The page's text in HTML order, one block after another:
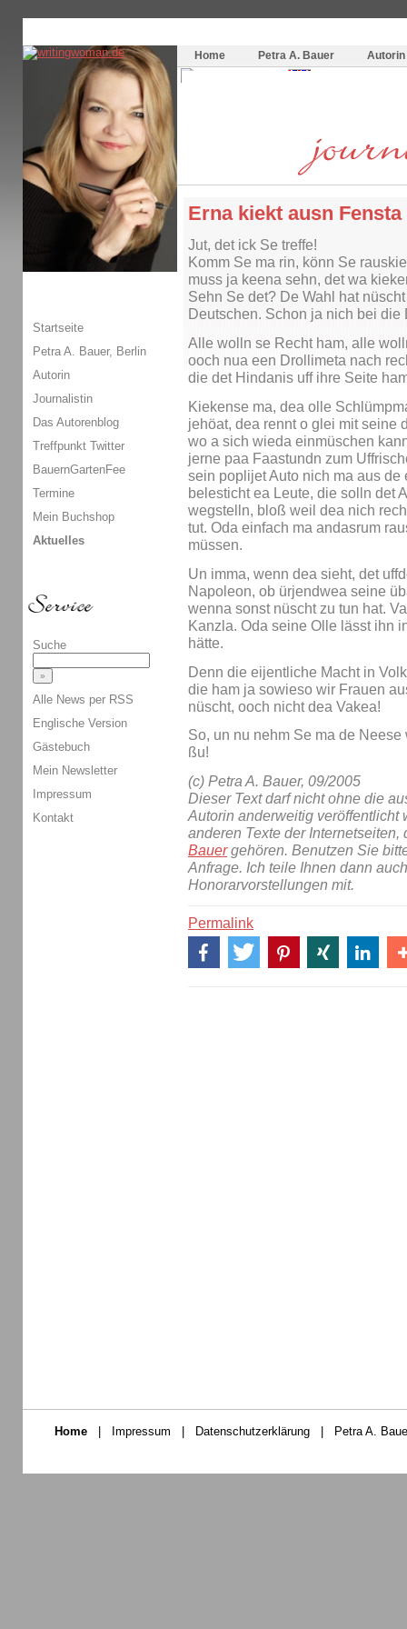
Home
Petra A. Bauer Autorin
Erna kiekt ausn Fensta
Jut, det ick Se treffe!
Komm Se ma rin, könn Se
muss ja keena sehn, det wa
Sehn Se det? De Wahl hat
Deutschen. Schon ja nich bei die
Alle wolln se Recht ham, alle
ooch nua een Drollimeta nach
die det Hindanis uff ihre Seite
Kiekense ma, dea olle
jehöat, dea rennt o glei mit seine
wo a sich wieda einmüschen
jerne paa Faastundn zum
sein poplijet Auto nich ma aus
belesticht ea Leute, die solln det
wegstelln, bloß weil dea nich
tut. Oda einfach ma andasrum
müssen.
Un imma, wenn dea sieht, det
Napoleon, ob ürjendwea seine
wenna sonst nüscht zu tun hat.
Kanzla. Oda seine Olle lässt ihn
hätte.
Denn die eijentliche Macht in
die ham ja sowieso wir Frauen
nüscht, ooch nicht dea Vakea!
So, un nu nehm Se ma de
ßu!
(c) Petra A. Bauer, 09/2005
Dieser Text darf nicht ohne die
Autorin anderweitig veröffentlicht
anderen Texte der Internetseiten,
Bauergehören. Benutzen Sie
Anfrage. Ich teile Ihnen dann
Honorarvorstellungen mit.
Permalink
Startseite
Petra A. Bauer, Berlin
Autorin
Journalistin
Das Autorenblog
Treffpunkt Twitter
BauernGartenFee
Termine
Mein Buchshop
Aktuelles
Suche
Alle News per RSS
Englische Version
Gästebuch
Mein Newsletter
Impressum
Kontakt
Home | Impressum | Datenschutzerklärung | Petra A.